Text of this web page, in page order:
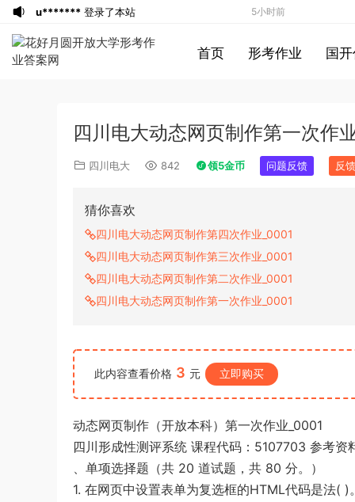
首页 形考作业 国
四川电大动态网页制作第一次作
四川电大 842 领5金币 问题反馈 反
猜你喜欢
四川电大动态网页制作第四次作业_0001
四川电大动态网页制作第三次作业_0001
四川电大动态网页制作第二次作业_0001
四川电大动态网页制作第一次作业_0001
此内容查看价格 3 元 立即购买
动态网页制作（开放本科）第一次作业_0001
四川形成性测评系统 课程代码：5107703 参考资
、单项选择题（共 20 道试题，共 80 分。）
1. 在网页中设置表单为复选框的HTML代码是法( )
u******* 登录了本站 5小时前
u*******登录了本站
u******* 5小时前
员考试《行测》真题答案及解析
u*******签到打卡，获得1元奖励 7小时前
8小时前
《申论》真题及参考答案（黑龙江省市
9小时前
登录了本站
下载了资源2017年422公务员联考
《行测》真题（福建卷）答案及解析 (1)
9小时前
下载了资源2020年1011新疆公务员
考试《申论》真题及参考答案
9小时前
下载了资源2015年北京公务员考试
2小时前
u******* 登录了本站 5小时前